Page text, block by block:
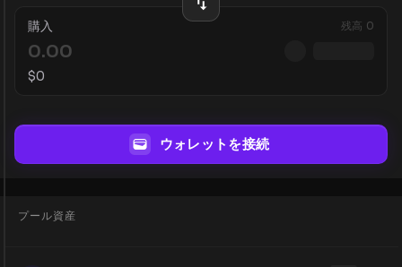
購入 残高 0
$0
ウォレットを接続
プール資産